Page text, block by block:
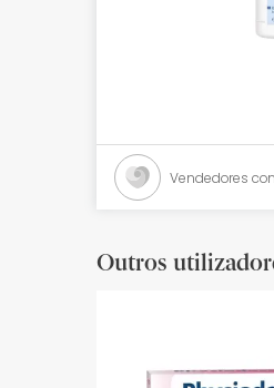
Promoções
Mais vendidos
Vendedores
Outros